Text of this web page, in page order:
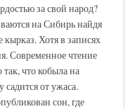
за свой народ?
на Сибирь найдя
Хотя в записях
Современное чтение
что кобыла на
от ужаса.
сон, где